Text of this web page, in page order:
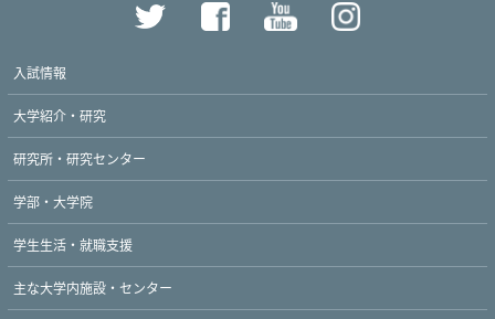
入試情報
大学紹介・研究
研究所・研究センター
学部・大学院
学生生活・就職支援
主な大学内施設・センター